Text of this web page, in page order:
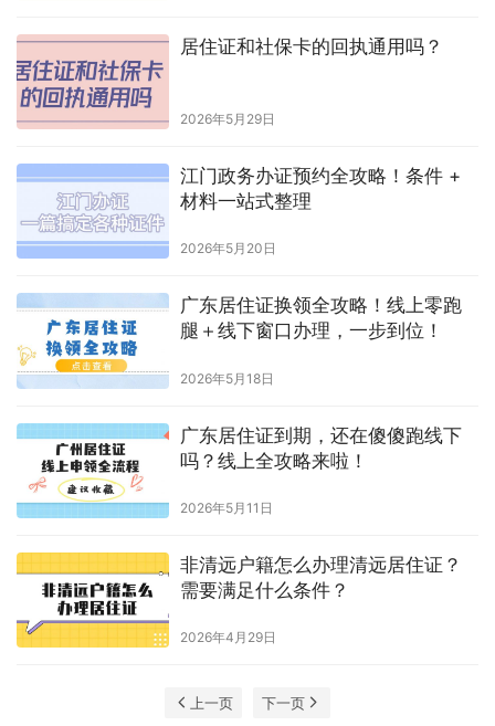
居住证和社保卡的回执通用吗？
2026年5月29日
江门政务办证预约全攻略！条件 +
材料一站式整理
2026年5月20日
广东居住证换领全攻略！线上零跑
腿＋线下窗口办理，一步到位！
2026年5月18日
广东居住证到期，还在傻傻跑线下
吗？线上全攻略来啦！
2026年5月11日
非清远户籍怎么办理清远居住证？
需要满足什么条件？
2026年4月29日
上一页 下一页